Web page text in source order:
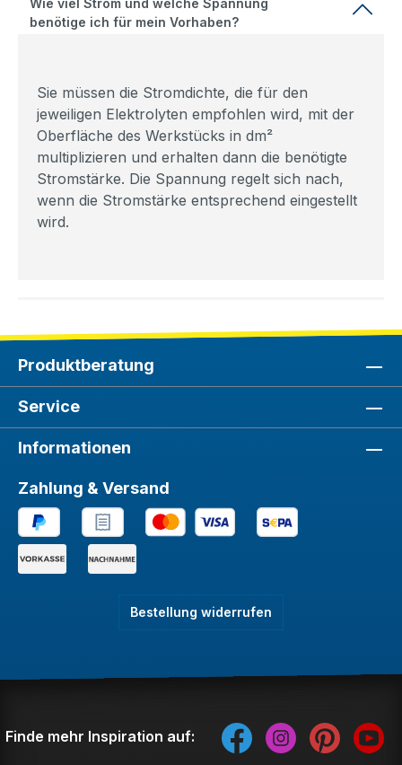
benötige ich für mein Vorhaben?
Sie müssen die Stromdichte, die für den
jeweiligen Elektrolyten empfohlen wird, mit der
Oberfläche des Werkstücks in dm²
multiplizieren und erhalten dann die benötigte
Stromstärke. Die Spannung regelt sich nach,
wenn die Stromstärke entsprechend eingestellt
wird.
Produktberatung
Service
Informationen
Zahlung & Versand
Bestellung widerrufen
Finde mehr Inspiration auf: